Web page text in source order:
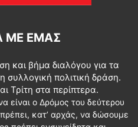
ΜΕ ΕΜΆΣ
και βήμα διαλόγου για τα
συλλογική πολιτική δράση.
Τρίτη στα περίπτερα.
είναι ο Δρόμος του δεύτερου
κατ’ αρχάς, να δώσουμε